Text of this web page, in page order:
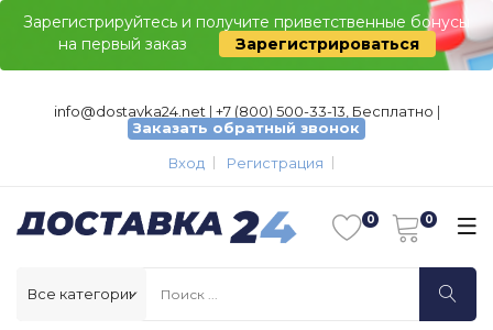
Зарегистрируйтесь и получите приветственные бонусы
на первый заказ
Зарегистрироваться
info@dostavka24.net | +7 (800) 500-33-13, Бесплатно |
Заказать обратный звонок
Вход
Регистрация